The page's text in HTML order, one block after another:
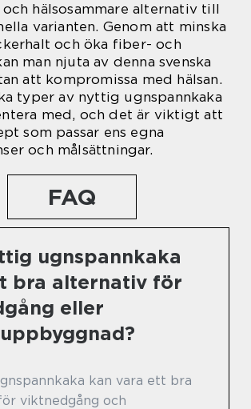
hälsosammare alternativ till
varianten. Genom att minska
och öka fiber- och
man njuta av denna svenska
att kompromissa med hälsan.
typer av nyttig ugnspannkaka
med, och det är viktigt att
som passar ens egna
och målsättningar.
FAQ
ugnspannkaka
bra alternativ för
eller
kan vara ett bra
viktnedgång och